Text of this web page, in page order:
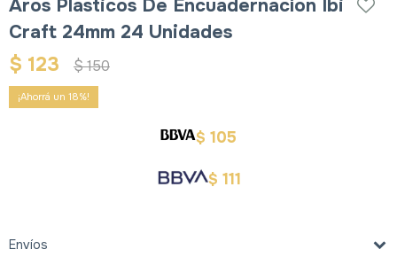
Aros Plasticos De Encuadernacíon Ibi
Craft 24mm 24 Unidades
$ 123 $150
18
$ 105
$ 111
Envíos